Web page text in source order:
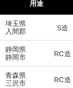
8
9
用途
埼玉県
入間郡
S造
静岡県
静岡市
RC造
青森県
三沢市
RC造